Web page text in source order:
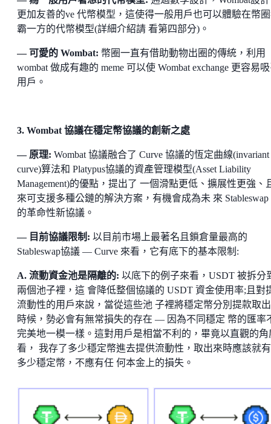
更加友善的ve 代幣模型，這使得一般用戶也可以體驗在幣
霸一方的代幣模型(詳細介紹請 看第四部分)。
— 可愛的 Wombat: 幣圈一直有借助動物出圈的傳統，利用
wombat 做成有趣的 meme 可以使 Wombat exchange 更容易
用戶。
3. Wombat 協議在穩定幣協議的創新之處
— 原理: Wombat 協議融合了 Curve 協議的恆定曲線(invariant
curve)算法和 Platypus協議的資產管理模型(Asset Liability
Management)的優點，提出了 一個滑點更低、擴展性更強、
來可支援多種公鏈的解決方案，有機會成為未 來 Stableswap
的革命性新協議。
— 目前協議限制: 以目前市場上最著名且鎖倉量最高的
Stableswap協議 — Curve 來看，它有底下的基本限制:
A. 流動資金池是隔離的: 以底下的例子來看，USDT 被拆分
兩個池子裡，這 會降低整個協議的 USDT 資金使用率;且對
流動性的用戶來說，當從這些池 子裡將穩定幣分別提款取
時候，勢必會有無常損失的存在 — 因為不同穩定 幣的匯率
完美地一模一樣。這對用戶是相當不利的，畢竟以直觀的角
看， 我存了多少穩定幣進去提供流動性，取出來時應該就
多少穩定幣，不應有任 何本金上的損失。